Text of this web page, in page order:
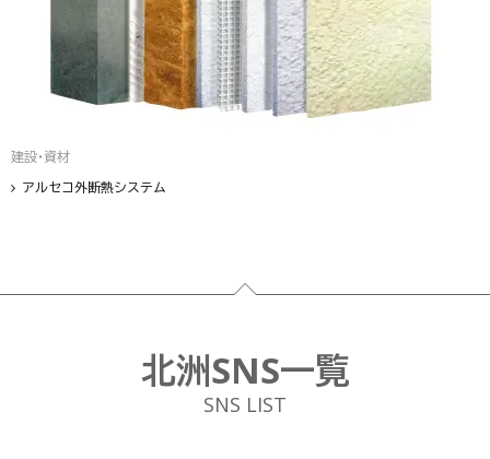
建設・資材
アルセコ外断熱システム
フッター
北洲SNS一覧
SNS LIST